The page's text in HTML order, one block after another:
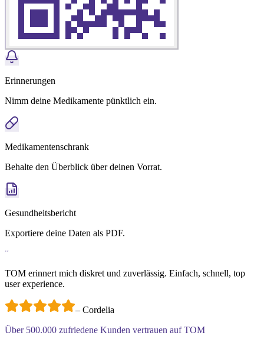
Erinnerungen
Nimm deine Medikamente pünktlich ein.
Medikamentenschrank
Behalte den Überblick über deinen Vorrat.
Gesundheitsbericht
Exportiere deine Daten als PDF.
“
TOM erinnert mich diskret und zuverlässig. Einfach, schnell, top
user experience.
– Cordelia
Über 500.000 zufriedene Kunden vertrauen auf TOM